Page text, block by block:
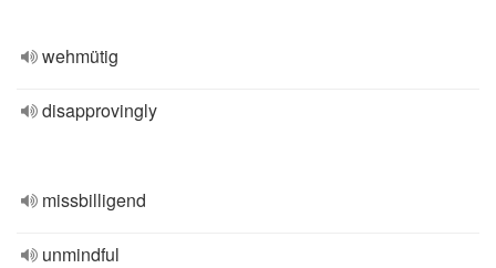
wehmütig
disapprovingly
missbilligend
unmindful